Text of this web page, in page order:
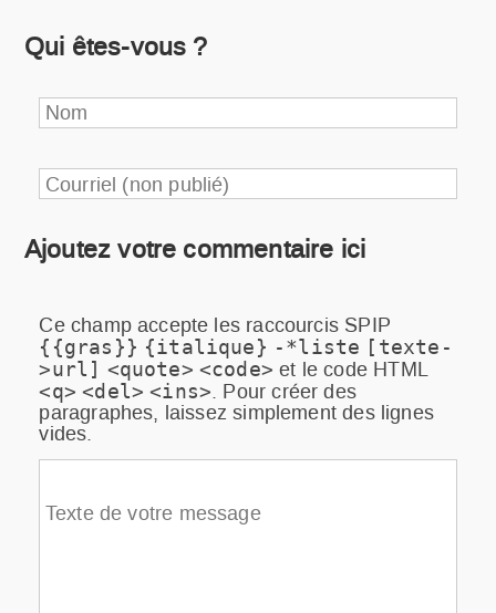
Qui êtes-vous ?
Nom
Courriel (non publié)
Ajoutez votre commentaire ici
Texte de votre message
Ce champ accepte les raccourcis SPIP
{{gras}} {italique} -*liste [texte-
>url] <quote> <code> et le code HTML
<q> <del> <ins>. Pour créer des
paragraphes, laissez simplement des lignes
vides.